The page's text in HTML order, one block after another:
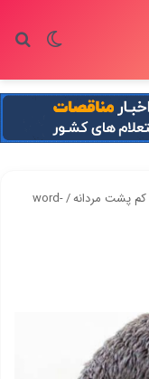
تغییر
/
word-